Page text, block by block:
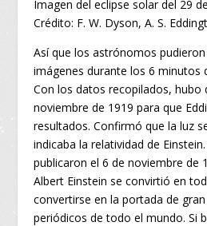
Imagen del eclipse solar del 29
Crédito: F. W. Dyson, A. S.
Así que los astrónomos
imágenes durante los 6 minutos
Con los datos recopilados, hubo
noviembre de 1919 para que
resultados. Confirmó que la luz
indicaba la relatividad de
publicaron el 6 de noviembre de
Albert Einstein se convirtió en
convertirse en la portada de
periódicos de todo el mundo. Si